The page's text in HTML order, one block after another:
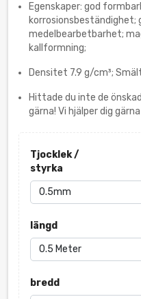
Egenskaper: god
korrosionsbeständighet;
medelbearbetbarhet;
kallformning;
Densitet 7.9 g/cm³;
Hittade du inte de
gärna! Vi hjälper dig
Tjocklek /
styrka
längd
bredd